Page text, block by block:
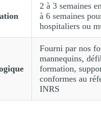
2 à 3 semaines
à 6 semaines
hospitaliers ou
Fourni par nos
mannequins,
formation,
conformes au
INRS